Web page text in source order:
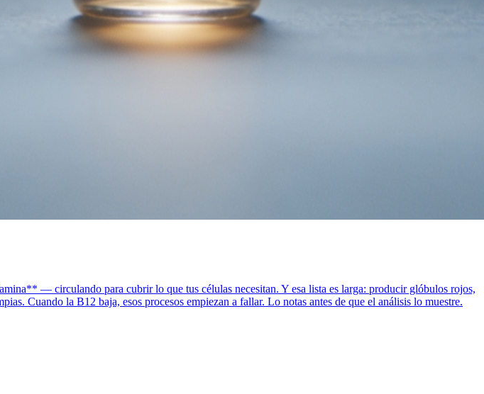
— circulando para cubrir lo que tus células necesitan. Y esa lista es larga: producir glóbulos rojos,
Cuando la B12 baja, esos procesos empiezan a fallar. Lo notas antes de que el análisis lo muestre.